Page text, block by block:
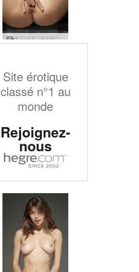
Anna L chatte plaisir
Site érotique
classé n°1 au
monde
Rejoignez-
nous